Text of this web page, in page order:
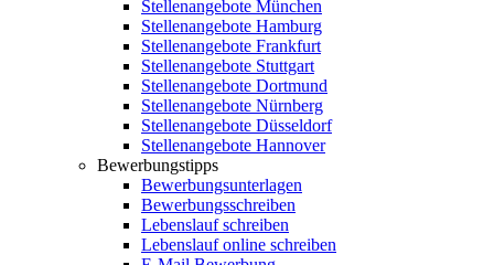
Stellenangebote München
Stellenangebote Hamburg
Stellenangebote Frankfurt
Stellenangebote Stuttgart
Stellenangebote Dortmund
Stellenangebote Nürnberg
Stellenangebote Düsseldorf
Stellenangebote Hannover
Bewerbungstipps
Bewerbungsunterlagen
Bewerbungsschreiben
Lebenslauf schreiben
Lebenslauf online schreiben